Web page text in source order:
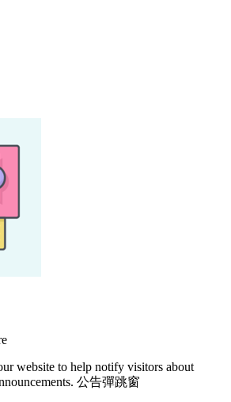
website to help notify visitors about
公告彈跳窗